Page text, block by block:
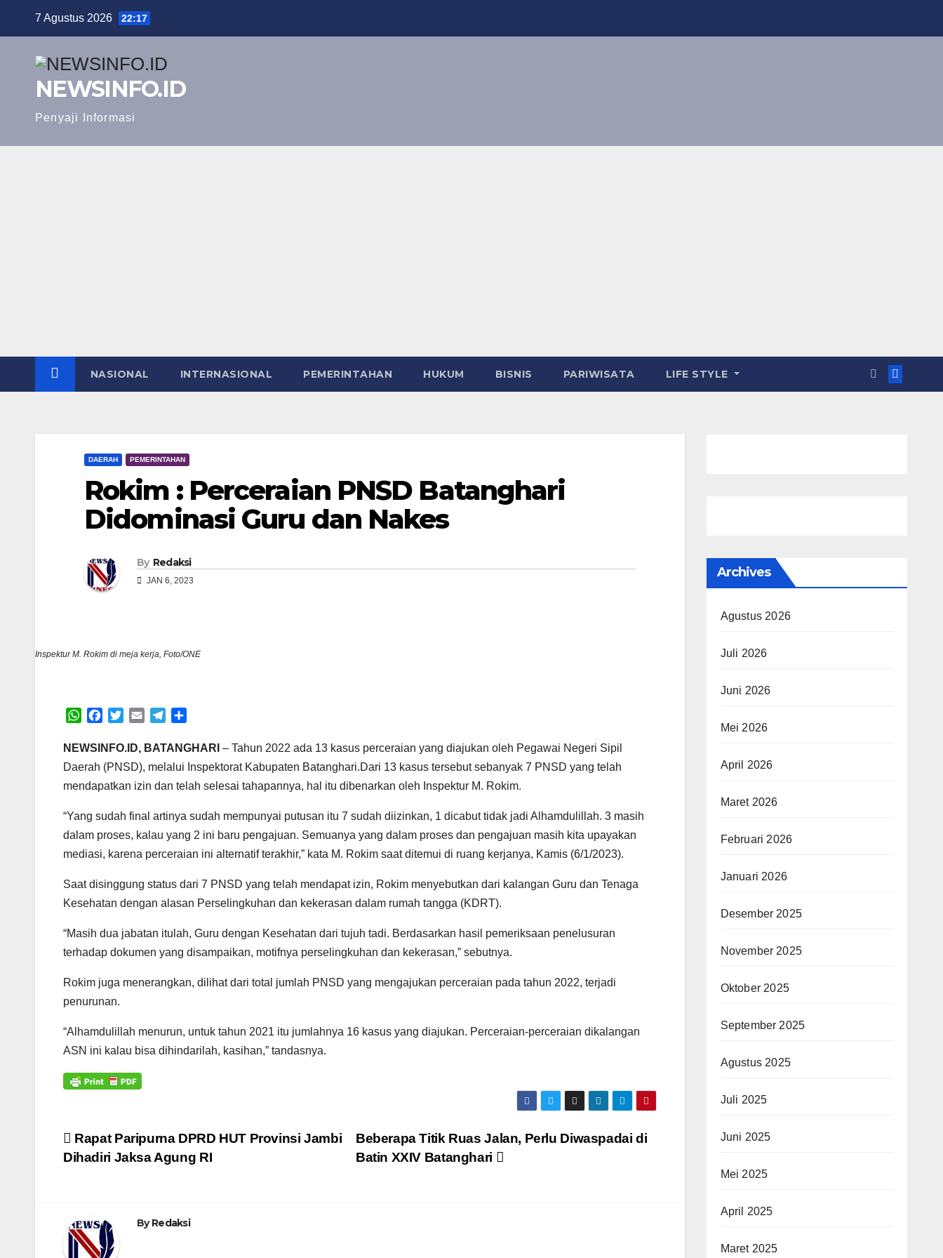
7 Agustus 2026 22:17
NEWSINFO.ID
Penyaji Informasi
NASIONAL INTERNASIONAL PEMERINTAHAN HUKUM BISNIS PARIWISATA LIFE STYLE
DAERAH PEMERINTAHAN
Rokim : Perceraian PNSD Batanghari
Didominasi Guru dan Nakes
By Redaksi
JAN 6, 2023
Inspektur M. Rokim di meja kerja, Foto/ONE
W
a
A
p
c
e
b
o
k
i
t
e
a
l
r
m
a
r
NEWSINFO.ID, BATANGHARI – Tahun 2022 ada 13 kasus perceraian yang diajukan oleh Pegawai Negeri Sipil
Daerah (PNSD), melalui Inspektorat Kabupaten Batanghari.Dari 13 kasus tersebut sebanyak 7 PNSD yang telah
mendapatkan izin dan telah selesai tahapannya, hal itu dibenarkan oleh Inspektur M. Rokim.
“Yang sudah final artinya sudah mempunyai putusan itu 7 sudah diizinkan, 1 dicabut tidak jadi Alhamdulillah. 3 masih
dalam proses, kalau yang 2 ini baru pengajuan. Semuanya yang dalam proses dan pengajuan masih kita upayakan
mediasi, karena perceraian ini alternatif terakhir,” kata M. Rokim saat ditemui di ruang kerjanya, Kamis (6/1/2023).
Saat disinggung status dari 7 PNSD yang telah mendapat izin, Rokim menyebutkan dari kalangan Guru dan Tenaga
Kesehatan dengan alasan Perselingkuhan dan kekerasan dalam rumah tangga (KDRT).
“Masih dua jabatan itulah, Guru dengan Kesehatan dari tujuh tadi. Berdasarkan hasil pemeriksaan penelusuran
terhadap dokumen yang disampaikan, motifnya perselingkuhan dan kekerasan,” sebutnya.
Rokim juga menerangkan, dilihat dari total jumlah PNSD yang mengajukan perceraian pada tahun 2022, terjadi
penurunan.
“Alhamdulillah menurun, untuk tahun 2021 itu jumlahnya 16 kasus yang diajukan. Perceraian-perceraian dikalangan
ASN ini kalau bisa dihindarilah, kasihan,” tandasnya.
Navigasi
Beberapa Titik Ruas Jalan, Perlu Diwaspadai di
Batin XXIV Batanghari
Rapat Paripurna DPRD HUT Provinsi Jambi
Dihadiri Jaksa Agung RI
ByRedaksi
Archives
Agustus 2026
Juli 2026
Juni 2026
Mei 2026
April 2026
Maret 2026
Februari 2026
Januari 2026
Desember 2025
November 2025
Oktober 2025
September 2025
Agustus 2025
Juli 2025
Juni 2025
Mei 2025
April 2025
Maret 2025